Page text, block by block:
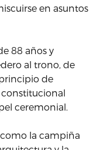
en asuntos
88 años y
al trono, de
de
ceremonial.
la campiña